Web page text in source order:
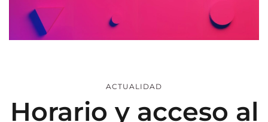
ACTUALIDAD
Horario y acceso al